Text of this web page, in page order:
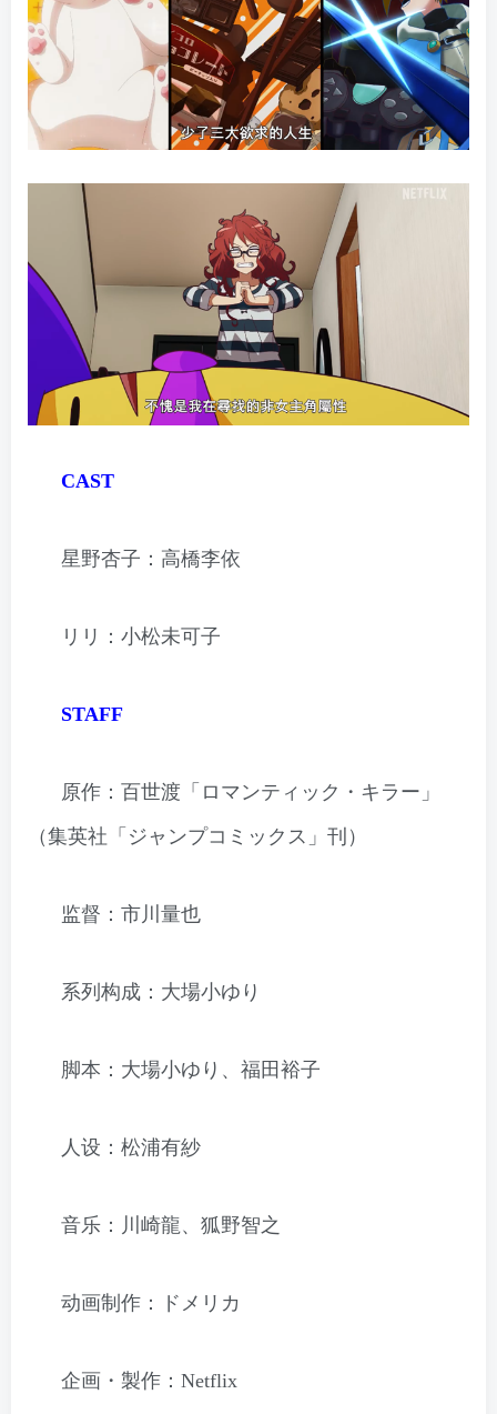
CAST
星野杏子：高橋李依
リリ：小松未可子
STAFF
原作：百世渡「ロマンティック・キラー」
（集英社「ジャンプコミックス」刊）
监督：市川量也
系列构成：大場小ゆり
脚本：大場小ゆり、福田裕子
人设：松浦有紗
音乐：川崎龍、狐野智之
动画制作：ドメリカ
企画・製作：Netflix